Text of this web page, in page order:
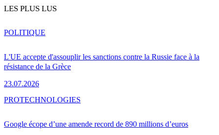
LES PLUS LUS
L'UE accepte d'assouplir les sanctions contre la Russie face à la
résistance de la Grèce
23.07.2026
POLITIQUE
Google écope d’une amende record de 890 millions d’euros
PROTECHNOLOGIES